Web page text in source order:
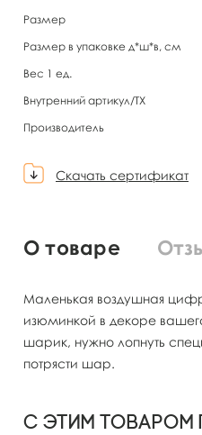
Размер
Размер в упаковке д*ш*в, см
Вес 1 ед.
Внутренний артикул/TX
Производитель
Скачать сертификат
О товаре
Маленькая воздушная
изюминкой в декоре
шарик, нужно лопнуть
потрясти шар.
С этим товаром